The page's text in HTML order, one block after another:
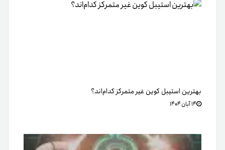
بهترین استیبل کوین غیر متمرکز کدام‌اند؟
۱۴ آبان ۱۴۰۴